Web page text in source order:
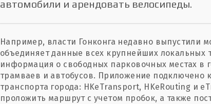
автомобили и арендовать велосипеды.
Например, власти Гонконга недавно выпустили
объединяет данные всех крупнейших локальных
информация о свободных парковочных местах в
трамваев и автобусов. Приложение подключено
транспорта города: HKeTransport, HKeRouting и
проложить маршрут с учетом пробок, а также